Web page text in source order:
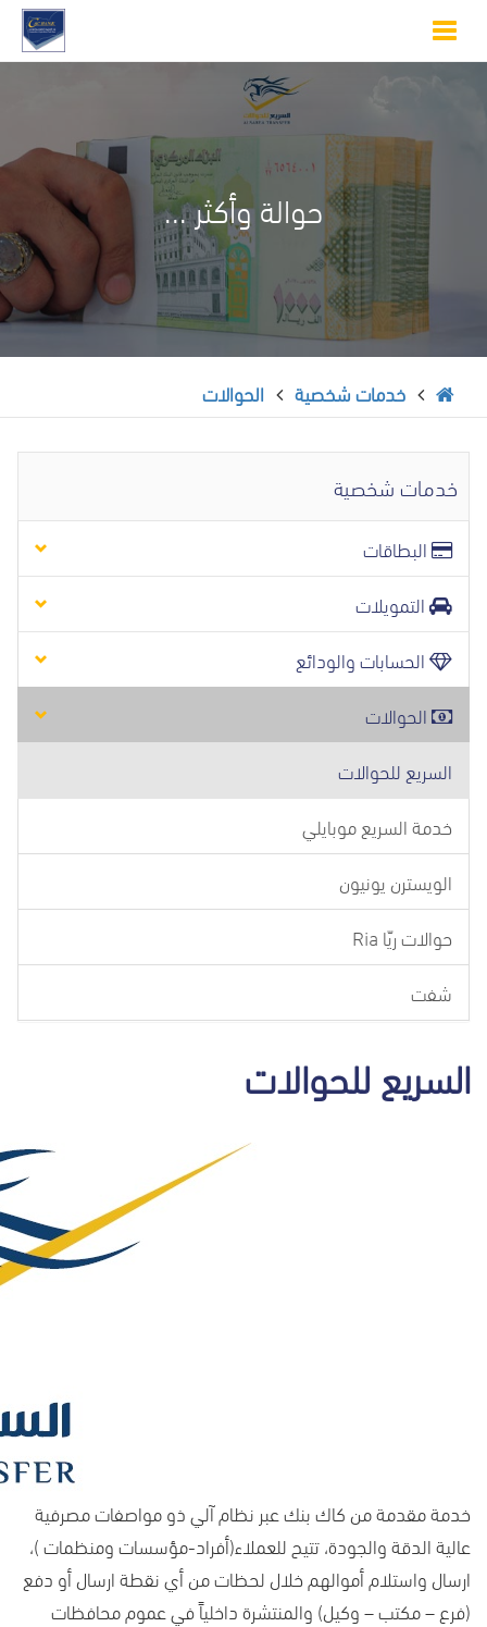
Toggle
navigation
حوالة وأكثر ...
خدمات شخصية الحوالات
خدمات شخصية
البطاقات
التمويلات
الحسابات والودائع
الحوالات
السريع للحوالات
خدمة السريع موبايلي
الويسترن يونيون
حوالات ريّا Ria
شفت
السريع للحوالات
خدمة مقدمة من كاك بنك عبر نظام آلي ذو مواصفات مصرفية
عالية الدقة والجودة، تتيح للعملاء(أفراد-مؤسسات ومنظمات )،
ارسال واستلام أموالهم خلال لحظات من أي نقطة ارسال أو دفع
(فرع – مكتب – وكيل) والمنتشرة داخلياً في عموم محافظات